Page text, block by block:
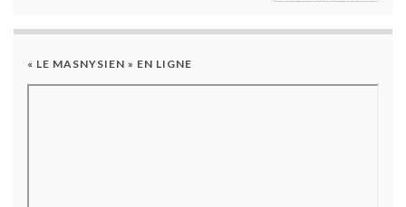
« LE MASNYSIEN » EN LIGNE